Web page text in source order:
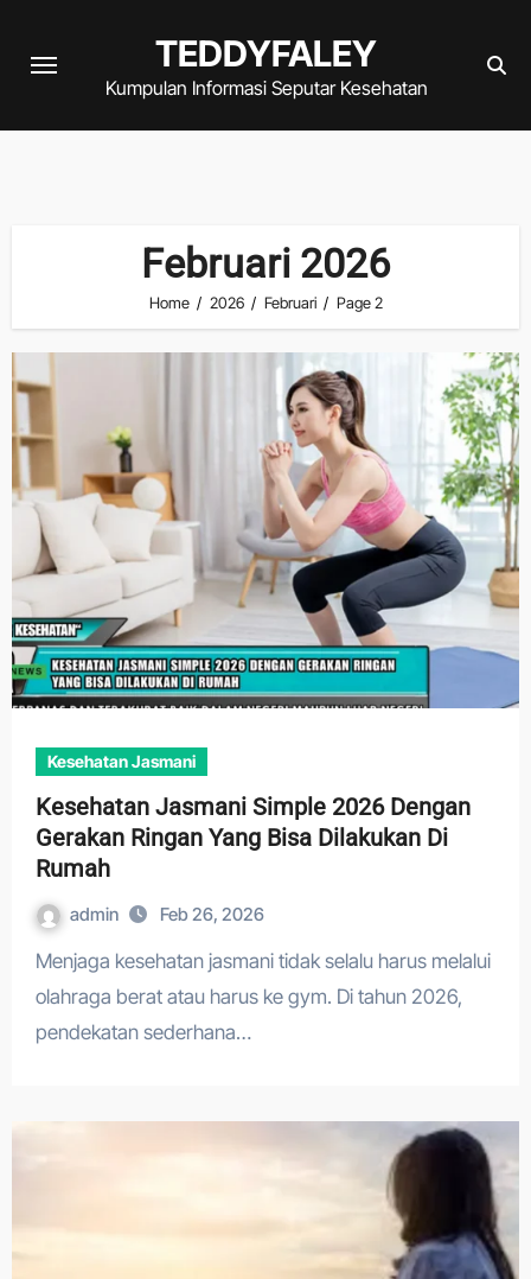
TEDDYFALEY
Kumpulan Informasi Seputar Kesehatan
Februari 2026
Home 2026 Februari Page 2
Kesehatan Jasmani
Kesehatan Jasmani Simple 2026 Dengan
Gerakan Ringan Yang Bisa Dilakukan Di
Rumah
admin Feb 26, 2026
Menjaga kesehatan jasmani tidak selalu harus melalui
olahraga berat atau harus ke gym. Di tahun 2026,
pendekatan sederhana…